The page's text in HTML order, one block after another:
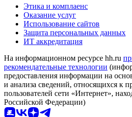
Этика и комплаенс
Оказание услуг
Использование сайтов
Защита персональных данных
ИТ аккредитация
На информационном ресурсе hh.ru
рекомендательные технологии
предоставления информации на
и анализа сведений, относящихся к
пользователей сети «Интернет»,
Российской Федерации)